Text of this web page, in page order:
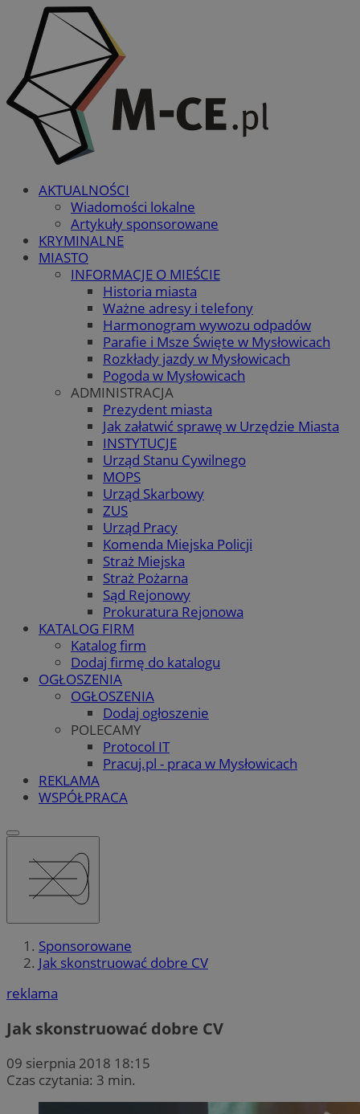
AKTUALNOŚCI
Wiadomości lokalne
Artykuły sponsorowane
KRYMINALNE
MIASTO
INFORMACJE O MIEŚCIE
Historia miasta
Ważne adresy i telefony
Harmonogram wywozu odpadów
Parafie i Msze Święte w Mysłowicach
Rozkłady jazdy w Mysłowicach
Pogoda w Mysłowicach
ADMINISTRACJA
Prezydent miasta
Jak załatwić sprawę w Urzędzie Miasta
INSTYTUCJE
Urząd Stanu Cywilnego
MOPS
Urząd Skarbowy
ZUS
Urząd Pracy
Komenda Miejska Policji
Straż Miejska
Straż Pożarna
Sąd Rejonowy
Prokuratura Rejonowa
KATALOG FIRM
Katalog firm
Dodaj firmę do katalogu
OGŁOSZENIA
OGŁOSZENIA
Dodaj ogłoszenie
POLECAMY
Protocol IT
Pracuj.pl - praca w Mysłowicach
REKLAMA
WSPÓŁPRACA
Sponsorowane
Jak skonstruować dobre CV
reklama
Jak skonstruować dobre CV
09 sierpnia 2018 18:15
Czas czytania: 3 min.